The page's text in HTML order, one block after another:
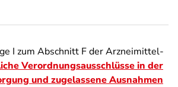
I zum Abschnitt F der Arzneimittel-
Verordnungsausschlüsse in der
und zugelassene Ausnahmen